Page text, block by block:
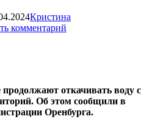
Кристина
комментарий
откачивать воду с
Об этом сообщили в
Оренбурга.